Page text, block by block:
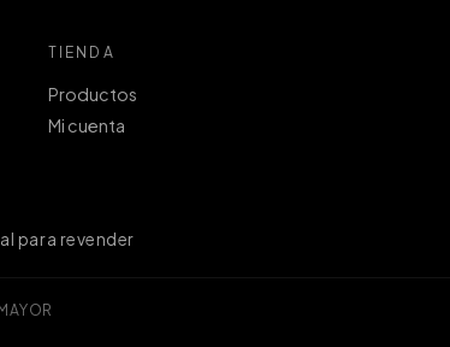
TIENDA
Productos
Mi cuenta
para revender